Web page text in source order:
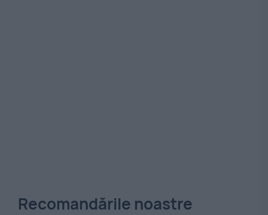
Recomandările noastre